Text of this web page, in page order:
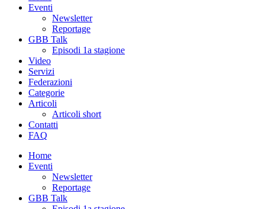
Eventi
Newsletter
Reportage
GBB Talk
Episodi 1a stagione
Video
Servizi
Federazioni
Categorie
Articoli
Articoli short
Contatti
FAQ
Home
Eventi
Newsletter
Reportage
GBB Talk